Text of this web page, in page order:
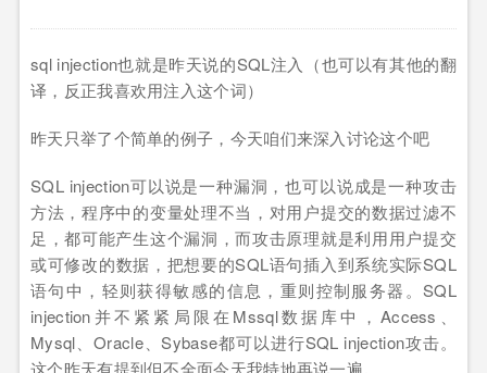
sql injection也就是昨天说的SQL注入（也可以有其他的翻
译，反正我喜欢用注入这个词）
昨天只举了个简单的例子，今天咱们来深入讨论这个吧
SQL injection可以说是一种漏洞，也可以说成是一种攻击
方法，程序中的变量处理不当，对用户提交的数据过滤不
足，都可能产生这个漏洞，而攻击原理就是利用用户提交
或可修改的数据，把想要的SQL语句插入到系统实际SQL
语句中，轻则获得敏感的信息，重则控制服务器。SQL
injection并不紧紧局限在Mssql数据库中，Access、
Mysql、Oracle、Sybase都可以进行SQL injection攻击。
这个昨天有提到但不全面今天我特地再说一遍。